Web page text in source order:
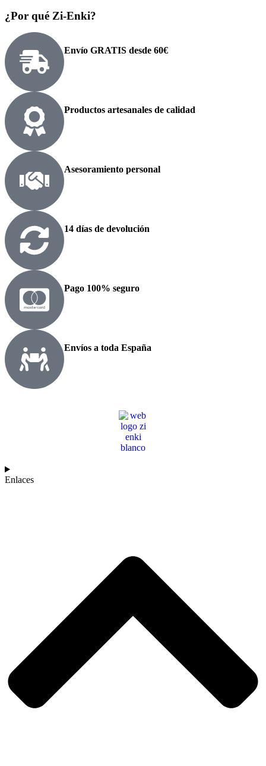
¿Por qué Zi-Enki?
Envío GRATIS desde 60€
Productos artesanales de calidad
Asesoramiento personal
14 días de devolución
Pago 100% seguro
Envíos a toda España
Enlaces